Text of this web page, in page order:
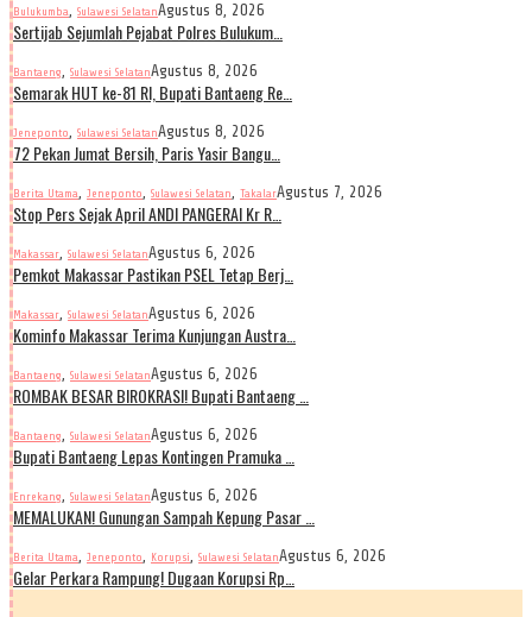
Bulukumba, Sulawesi SelatanAgustus 8, 2026
Sertijab Sejumlah Pejabat Polres Bulukum…
Bantaeng, Sulawesi SelatanAgustus 8, 2026
Semarak HUT ke-81 RI, Bupati Bantaeng Re…
Jeneponto, Sulawesi SelatanAgustus 8, 2026
72 Pekan Jumat Bersih, Paris Yasir Bangu…
Berita Utama, Jeneponto, Sulawesi Selatan, TakalarAgustus 7, 2026
Stop Pers Sejak April ANDI PANGERAI Kr R…
Makassar, Sulawesi SelatanAgustus 6, 2026
Pemkot Makassar Pastikan PSEL Tetap Berj…
Makassar, Sulawesi SelatanAgustus 6, 2026
Kominfo Makassar Terima Kunjungan Austra…
Bantaeng, Sulawesi SelatanAgustus 6, 2026
ROMBAK BESAR BIROKRASI! Bupati Bantaeng …
Bantaeng, Sulawesi SelatanAgustus 6, 2026
Bupati Bantaeng Lepas Kontingen Pramuka …
Enrekang, Sulawesi SelatanAgustus 6, 2026
MEMALUKAN! Gunungan Sampah Kepung Pasar …
Berita Utama, Jeneponto, Korupsi, Sulawesi SelatanAgustus 6, 2026
Gelar Perkara Rampung! Dugaan Korupsi Rp…